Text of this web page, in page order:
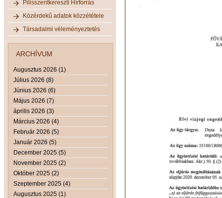
Pilisszentkereszti Hírforrás
Közérdekű adatok közzététele
Társadalmi véleményeztetés
ARCHÍVUM
Augusztus 2026 (1)
Július 2026 (8)
Június 2026 (6)
Május 2026 (7)
április 2026 (3)
Március 2026 (4)
Február 2026 (5)
Január 2026 (5)
December 2025 (5)
November 2025 (2)
Október 2025 (2)
Szeptember 2025 (4)
Augusztus 2025 (1)